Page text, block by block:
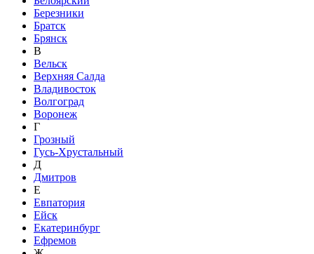
Березники
Братск
Брянск
В
Вельск
Верхняя Салда
Владивосток
Волгоград
Воронеж
Г
Грозный
Гусь-Хрустальный
Д
Дмитров
Е
Евпатория
Ейск
Екатеринбург
Ефремов